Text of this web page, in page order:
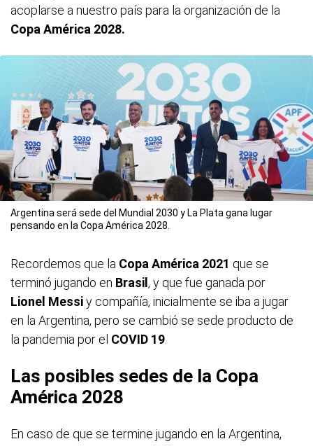
acoplarse a nuestro país para la organización de la
Copa América 2028.
Argentina será sede del Mundial 2030 y La Plata gana lugar
pensando en la Copa América 2028.
Recordemos que la Copa América 2021 que se
terminó jugando en Brasil, y que fue ganada por
Lionel Messiy compañía, inicialmente se iba a jugar
en la Argentina, pero se cambió se sede producto de
la pandemia por el COVID 19
Las posibles sedes de la Copa
América 2028
En caso de que se termine jugando en la Argentina,